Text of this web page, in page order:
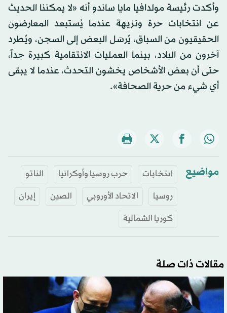
وأكدت رئيسة مولدافيا مايا ساندو أنه «لا يمكننا الحديث
عن انتخابات حرة ونزيهة عندما يُستبعد المعارضون
الحقيقيون من السباق، يُرسَل البعض إلى السجن، ويُطرد
آخرون من البلاد، بينما العمليات الانتقامية كبيرة جداً،
حتى أن بعض الأشخاص يخشون التحدث، عندما لا يبقى
أي شيء من حرية الصحافة».
مواضيع انتخابات حرب روسيا وأوكرانيا
الناتو
روسيا
الاتحاد الأوروبي الصين
إيران
كوريا الشمالية
مقالات ذات صلة